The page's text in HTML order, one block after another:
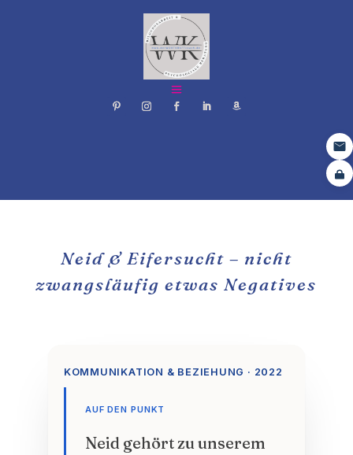
Neid & Eifersucht – nicht
zwangsläufig etwas Negatives
KOMMUNIKATION & BEZIEHUNG · 2022
AUF DEN PUNKT
Neid gehört zu unserem